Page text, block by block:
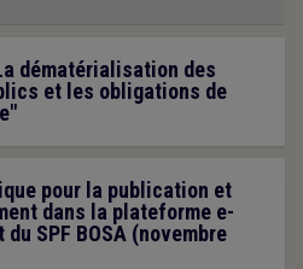
dématérialisation des
et les obligations de
pour la publication et
dans la plateforme e-
SPF BOSA (novembre